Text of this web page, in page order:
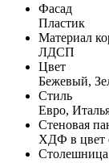
Фасад
Пластик
Материал
ЛДСП
Цвет
Бежевый,
Стиль
Евро,
Стеновая
ХДФ в цвет
Столешница